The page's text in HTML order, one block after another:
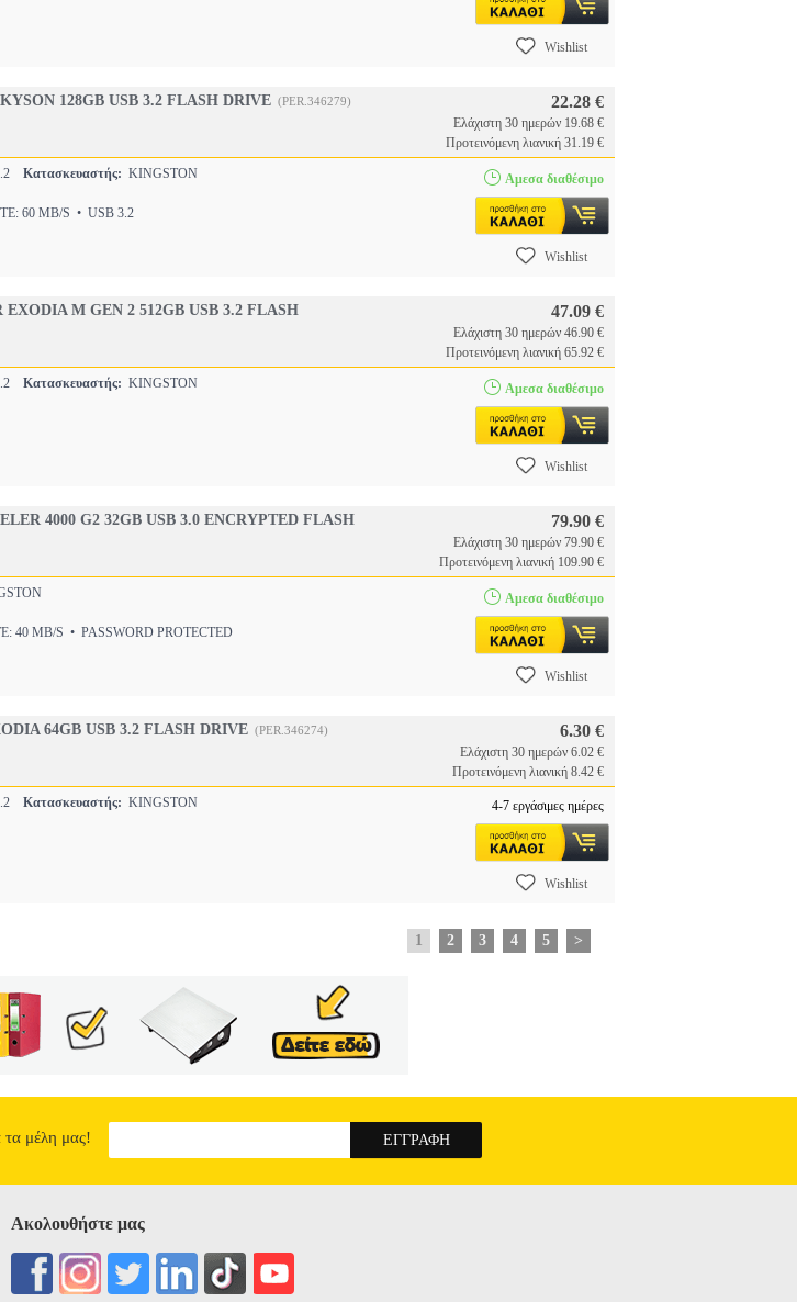
Wishlist
128GB USB 3.2 FLASH DRIVE (PER.346279) 22.28 €
Ελάχιστη 30 ημερών 19.68 €
Προτεινόμενη λιανική 31.19 €
Κατασκευαστής: KINGSTON
60 MB/S • USB 3.2
Αμεσα διαθέσιμο
Wishlist
M GEN 2 512GB USB 3.2 FLASH
47.09 €
Ελάχιστη 30 ημερών 46.90 €
Προτεινόμενη λιανική 65.92 €
Κατασκευαστής: KINGSTON Αμεσα διαθέσιμο
Wishlist
4000 G2 32GB USB 3.0 ENCRYPTED FLASH
79.90 €
Ελάχιστη 30 ημερών 79.90 €
Προτεινόμενη λιανική 109.90 €
40 MB/S • PASSWORD PROTECTED
Αμεσα διαθέσιμο
Wishlist
64GB USB 3.2 FLASH DRIVE (PER.346274) 6.30 €
Ελάχιστη 30 ημερών 6.02 €
Προτεινόμενη λιανική 8.42 €
Κατασκευαστής: KINGSTON 4-7 εργάσιμες ημέρες
Wishlist
1 2 3 4 5 >
τα μέλη μας!
Ακολουθήστε μας